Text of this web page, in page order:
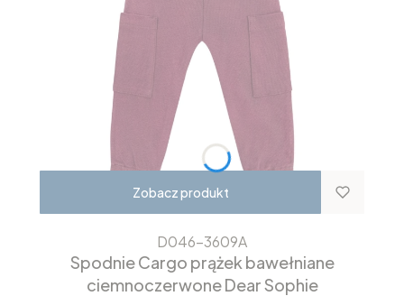
Zobacz produkt
D046-3609A
Spodnie Cargo prążek bawełniane
ciemnoczerwone Dear Sophie